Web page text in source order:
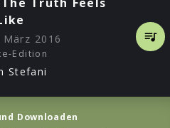
März 2016
Edition
Stefani
Downloaden